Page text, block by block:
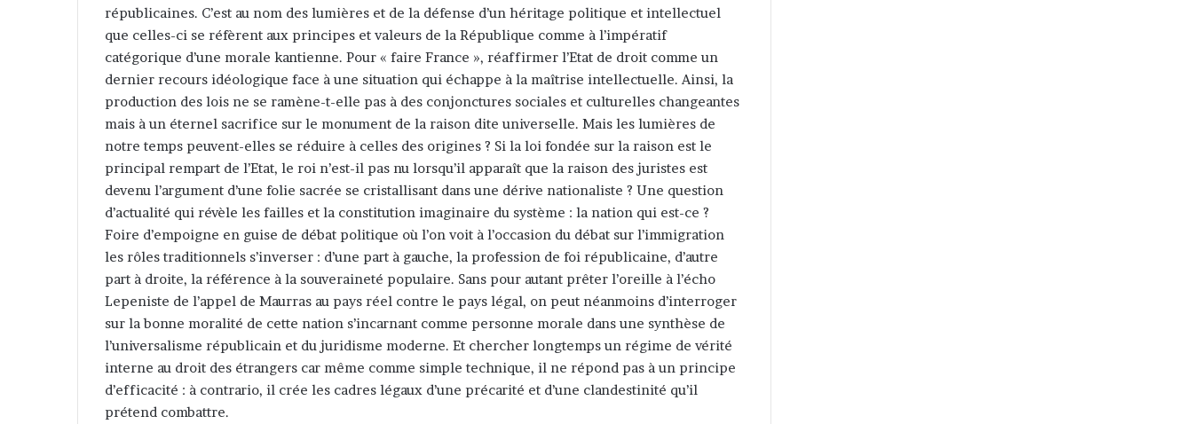
républicaines. C’est au nom des lumières et de la défense d’un héritage politique et intellectuel
que celles-ci se réfèrent aux principes et valeurs de la République comme à l’impératif
catégorique d’une morale kantienne. Pour « faire France », réaffirmer l’Etat de droit comme un
dernier recours idéologique face à une situation qui échappe à la maîtrise intellectuelle. Ainsi, la
production des lois ne se ramène-t-elle pas à des conjonctures sociales et culturelles changeantes
mais à un éternel sacrifice sur le monument de la raison dite universelle. Mais les lumières de
notre temps peuvent-elles se réduire à celles des origines ? Si la loi fondée sur la raison est le
principal rempart de l’Etat, le roi n’est-il pas nu lorsqu’il apparaît que la raison des juristes est
devenu l’argument d’une folie sacrée se cristallisant dans une dérive nationaliste ? Une question
d’actualité qui révèle les failles et la constitution imaginaire du système : la nation qui est-ce ?
Foire d’empoigne en guise de débat politique où l’on voit à l’occasion du débat sur l’immigration
les rôles traditionnels s’inverser : d’une part à gauche, la profession de foi républicaine, d’autre
part à droite, la référence à la souveraineté populaire. Sans pour autant prêter l’oreille à l’écho
Lepeniste de l’appel de Maurras au pays réel contre le pays légal, on peut néanmoins d’interroger
sur la bonne moralité de cette nation s’incarnant comme personne morale dans une synthèse de
l’universalisme républicain et du juridisme moderne. Et chercher longtemps un régime de vérité
interne au droit des étrangers car même comme simple technique, il ne répond pas à un principe
d’efficacité : à contrario, il crée les cadres légaux d’une précarité et d’une clandestinité qu’il
prétend combattre.